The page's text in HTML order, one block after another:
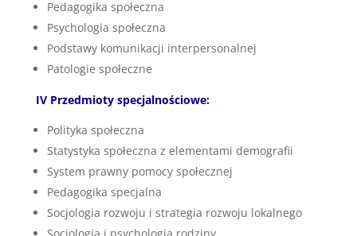
Pedagogika społeczna
Psychologia społeczna
Podstawy komunikacji interpersonalnej
Patologie społeczne
IV Przedmioty specjalnościowe:
Polityka społeczna
Statystyka społeczna z elementami demografii
System prawny pomocy społecznej
Pedagogika specjalna
Socjologia rozwoju i strategia rozwoju lokalnego